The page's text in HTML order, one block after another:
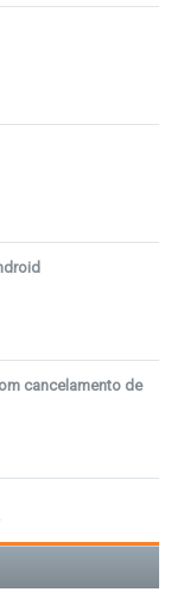
cancelamento de